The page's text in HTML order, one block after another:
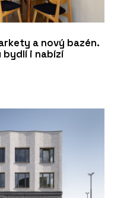
a nový bazén.
bydlí i nabízí